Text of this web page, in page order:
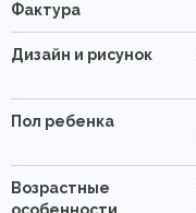
Фактура
Дизайн и рисунок
Пол ребенка
Возрастные